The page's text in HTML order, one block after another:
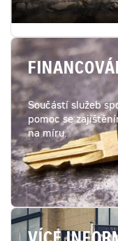
Součástí služeb
pomoc se
na míru.